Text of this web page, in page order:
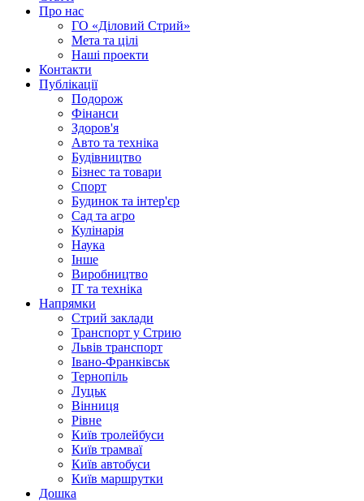
Про нас
ГО «Діловий Стрий»
Мета та цілі
Наші проекти
Контакти
Публікації
Подорож
Фінанси
Здоров'я
Авто та техніка
Будівництво
Бізнес та товари
Спорт
Будинок та інтер'єр
Сад та агро
Кулінарія
Наука
Інше
Виробництво
IT та техніка
Напрямки
Стрий заклади
Транспорт у Стрию
Львів транспорт
Івано-Франківськ
Тернопіль
Луцьк
Вінниця
Рівне
Київ тролейбуси
Київ трамваї
Київ автобуси
Київ маршрутки
Дошка